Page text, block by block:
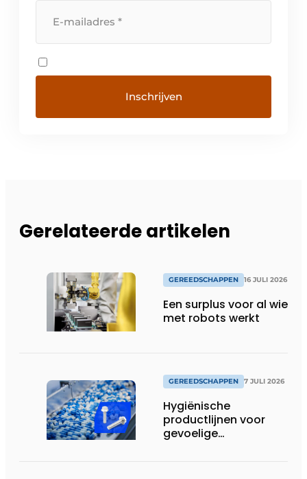
Gerelateerde artikelen
GEREEDSCHAPPEN 16 JULI 2026
Een surplus voor al wie
met robots werkt
GEREEDSCHAPPEN 7 JULI 2026
Hygiënische
productlijnen voor
gevoelige